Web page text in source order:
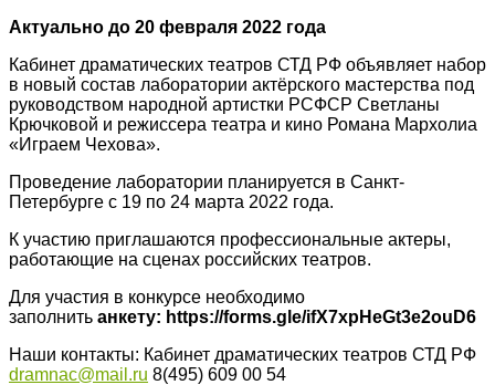
Актуально до 20 февраля 2022 года
Кабинет драматических театров СТД РФ объявляет набор
в новый состав лаборатории актёрского мастерства под
руководством народной артистки РСФСР Светланы
Крючковой и режиссера театра и кино Романа Мархолиа
«Играем Чехова».
Проведение лаборатории планируется в Санкт-
Петербурге с 19 по 24 марта 2022 года.
К участию приглашаются профессиональные актеры,
работающие на сценах российских театров.
Для участия в конкурсе необходимо
заполнить анкету: https://forms.gle/ifX7xpHeGt3e2ouD6
Наши контакты: Кабинет драматических театров СТД РФ
dramnac@mail.ru 8(495) 609 00 54